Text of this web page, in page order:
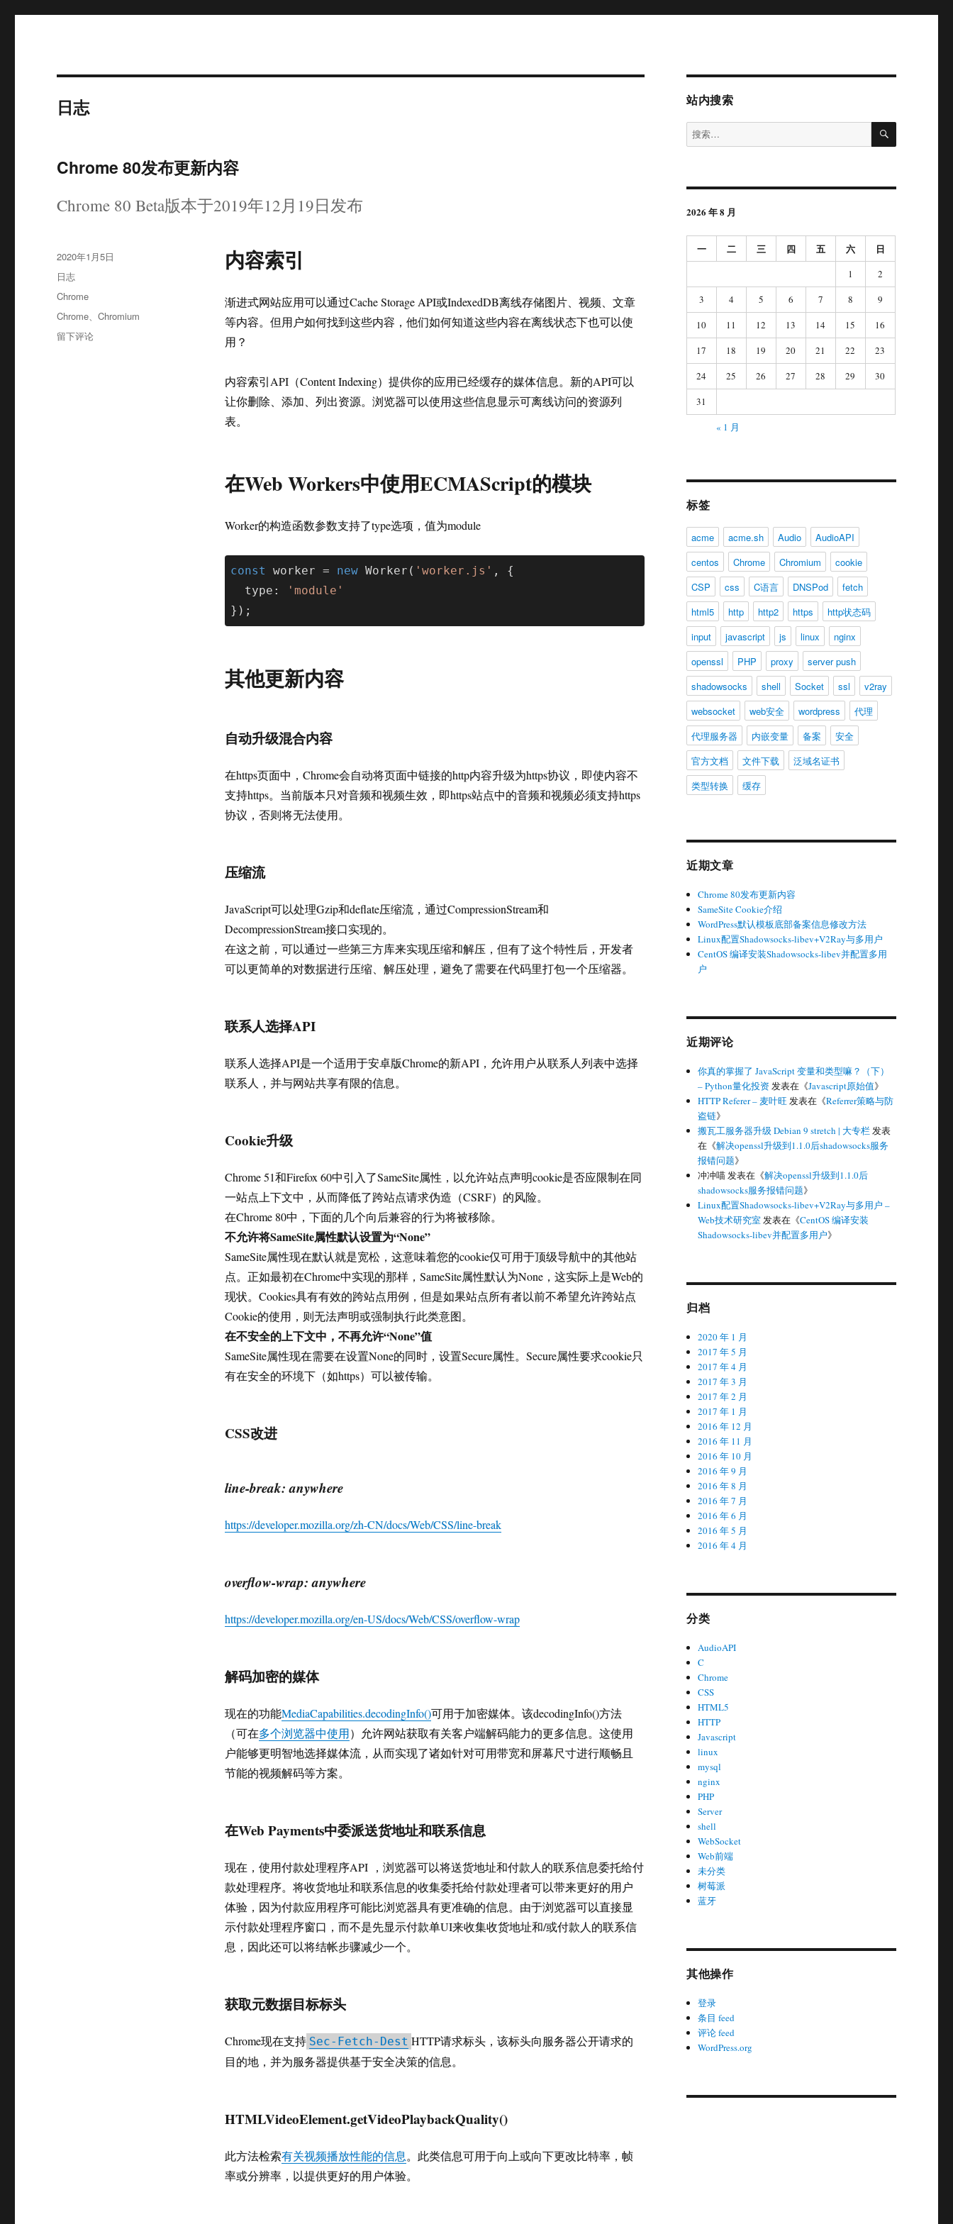
幸福日记
日志
Chrome 80发布更新内容
Chrome 80 Beta版本于2019年12月19日发布
内容索引
渐进式网站应用可以通过Cache Storage API或IndexedDB离线存储图片、视频、文章
等内容。但用户如何找到这些内容，他们如何知道这些内容在离线状态下也可以使
用？
内容索引API（Content Indexing）提供你的应用已经缓存的媒体信息。新的API可以
让你删除、添加、列出资源。浏览器可以使用这些信息显示可离线访问的资源列
表。
在Web Workers中使用ECMAScript的模块
Worker的构造函数参数支持了type选项，值为module
const worker = new Worker( 'worker.js' , {
  type:
'module'
});
其他更新内容
自动升级混合内容
在https页面中，Chrome会自动将页面中链接的http内容升级为https协议，即使内容不
支持https。当前版本只对音频和视频生效，即https站点中的音频和视频必须支持https
协议，否则将无法使用。
压缩流
JavaScript可以处理Gzip和deflate压缩流，通过CompressionStream和
DecompressionStream接口实现的。
在这之前，可以通过一些第三方库来实现压缩和解压，但有了这个特性后，开发者
可以更简单的对数据进行压缩、解压处理，避免了需要在代码里打包一个压缩器。
联系人选择API
联系人选择API是一个适用于安卓版Chrome的新API，允许用户从联系人列表中选择
联系人，并与网站共享有限的信息。
Cookie升级
Chrome 51和Firefox 60中引入了SameSite属性，以允许站点声明cookie是否应限制在同
一站点上下文中，从而降低了跨站点请求伪造（CSRF）的风险。
在Chrome 80中，下面的几个向后兼容的行为将被移除。
不允许将SameSite属性默认设置为“None”
SameSite属性现在默认就是宽松，这意味着您的cookie仅可用于顶级导航中的其他站
点。正如最初在Chrome中实现的那样，SameSite属性默认为None，这实际上是Web的
现状。Cookies具有有效的跨站点用例，但是如果站点所有者以前不希望允许跨站点
Cookie的使用，则无法声明或强制执行此类意图。
在不安全的上下文中，不再允许“None”值
SameSite属性现在需要在设置None的同时，设置Secure属性。Secure属性要求cookie只
有在安全的环境下（如https）可以被传输。
CSS改进
line-break: anywhere
https://developer.mozilla.org/zh-CN/docs/Web/CSS/line-break
overflow-wrap: anywhere
https://developer.mozilla.org/en-US/docs/Web/CSS/overflow-wrap
解码加密的媒体
现在的功能MediaCapabilities.decodingInfo()可用于加密媒体。该decodingInfo()方法
（可在多个浏览器中使用）允许网站获取有关客户端解码能力的更多信息。这使用
户能够更明智地选择媒体流，从而实现了诸如针对可用带宽和屏幕尺寸进行顺畅且
节能的视频解码等方案。
在Web Payments中委派送货地址和联系信息
现在，使用付款处理程序API ，浏览器可以将送货地址和付款人的联系信息委托给付
款处理程序。将收货地址和联系信息的收集委托给付款处理者可以带来更好的用户
体验，因为付款应用程序可能比浏览器具有更准确的信息。由于浏览器可以直接显
示付款处理程序窗口，而不是先显示付款单UI来收集收货地址和/或付款人的联系信
息，因此还可以将结帐步骤减少一个。
获取元数据目标标头
Chrome现在支持 Sec-Fetch-Dest HTTP请求标头，该标头向服务器公开请求的
目的地，并为服务器提供基于安全决策的信息。
HTMLVideoElement.getVideoPlaybackQuality()
此方法检索有关视频播放性能的信息。此类信息可用于向上或向下更改比特率，帧
率或分辨率，以提供更好的用户体验。
发
布
于
2020年1月5日
格
式
日志
分
类
Chrome
标
签
Chrome、Chromium
于
留下评论
站内搜索
搜
索：
搜
2026 年 8 月
一 二 三 四 五 六 日
1
2
3
4 5 6 7 8
9
10
11 12 13 14 15
16
17
18 19 20 21 22
23
24
25 26 27 28 29
30
31
« 1 月
标签
acme acme.sh Audio
AudioAPI
centos
Chrome Chromium
cookie
CSP
css C语言 DNSPod
fetch
html5
http http2 https
http状态码
input
javascript js linux
nginx
openssl
PHP proxy
server push
shadowsocks
shell Socket ssl
v2ray
websocket
web安全 wordpress
代理
代理服务器
内嵌变量 备案
安全
官方文档
文件下载
泛域名证书
类型转换
缓存
近期文章
Chrome 80发布更新内容
SameSite Cookie介绍
WordPress默认模板底部备案信息修改方法
Linux配置Shadowsocks-libev+V2Ray与多用户
CentOS 编译安装Shadowsocks-libev并配置多用
户
近期评论
你真的掌握了 JavaScript 变量和类型嘛？（下）
– Python量化投资 发表在《Javascript原始值》
HTTP Referer – 麦叶旺 发表在《Referrer策略与防
盗链》
搬瓦工服务器升级 Debian 9 stretch | 大专栏发表
在《解决openssl升级到1.1.0后shadowsocks服务
报错问题》
冲冲喵发表在《解决openssl升级到1.1.0后
shadowsocks服务报错问题》
Linux配置Shadowsocks-libev+V2Ray与多用户 –
Web技术研究室发表在《CentOS 编译安装
Shadowsocks-libev并配置多用户》
归档
2020 年 1 月
2017 年 5 月
2017 年 4 月
2017 年 3 月
2017 年 2 月
2017 年 1 月
2016 年 12 月
2016 年 11 月
2016 年 10 月
2016 年 9 月
2016 年 8 月
2016 年 7 月
2016 年 6 月
2016 年 5 月
2016 年 4 月
分类
AudioAPI
C
Chrome
CSS
HTML5
HTTP
Javascript
linux
mysql
nginx
PHP
Server
shell
WebSocket
Web前端
未分类
树莓派
蓝牙
其他操作
登录
条目 feed
评论 feed
WordPress.org